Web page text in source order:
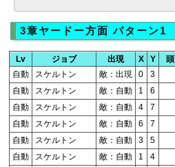
3章ヤードー方面 パターン1
Lv ジョブ 出現 X Y 頭
自動
スケルトン 敵：出現 0
3
自動
スケルトン 敵：自動 1
6
自動
スケルトン 敵：自動 4
7
自動
スケルトン 敵：自動 6
7
自動
スケルトン 敵：自動 3
5
自動
スケルトン 敵：自動 1
4